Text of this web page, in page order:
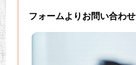
フォームよりお問い合わせ